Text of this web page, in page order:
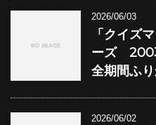
2026/06/03
「クイズ
ーズ
全期間ふ
2026/06/02